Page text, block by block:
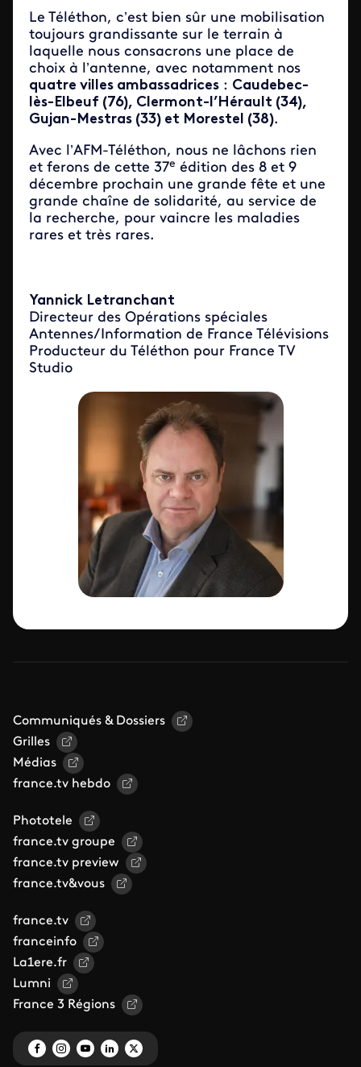
Le Téléthon, c’est bien sûr une mobilisation
toujours grandissante sur le terrain à
laquelle nous consacrons une place de
choix à l’antenne, avec notamment nos
quatre villes ambassadrices : Caudebec-
lès-Elbeuf (76), Clermont-l’Hérault (34),
Gujan-Mestras (33) et Morestel (38).
Avec l’AFM-Téléthon, nous ne lâchons rien
et ferons de cette 37e édition des 8 et 9
décembre prochain une grande fête et une
grande chaîne de solidarité, au service de
la recherche, pour vaincre les maladies
rares et très rares.
Yannick Letranchant
Directeur des Opérations spéciales
Antennes/Information de France Télévisions
Producteur du Téléthon pour France TV
Studio
Communiqués & Dossiers
Grilles
Médias
france.tv hebdo
Phototele
france.tv groupe
france.tv preview
france.tv&vous
france.tv
franceinfo
La1ere.fr
Lumni
France 3 Régions